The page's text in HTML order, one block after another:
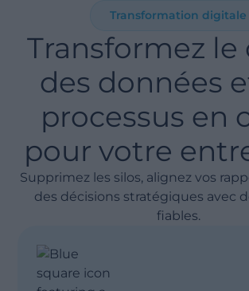
Transformation digitale
Transformez le
des données
processus en
pour votre
Supprimez les silos, alignez vos
des décisions stratégiques avec
fiables.